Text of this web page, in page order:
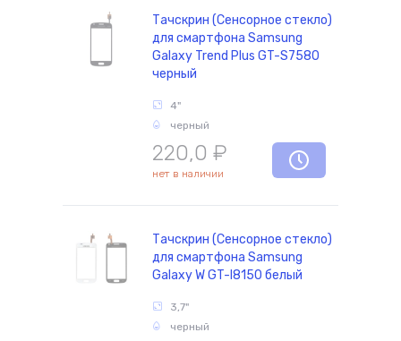
Тачскрин (Сенсорное стекло)
для смартфона Samsung
Galaxy Trend Plus GT-S7580
черный
4"
черный
220,0 ₽
нет в наличии
Тачскрин (Сенсорное стекло)
для смартфона Samsung
Galaxy W GT-I8150 белый
3,7"
черный